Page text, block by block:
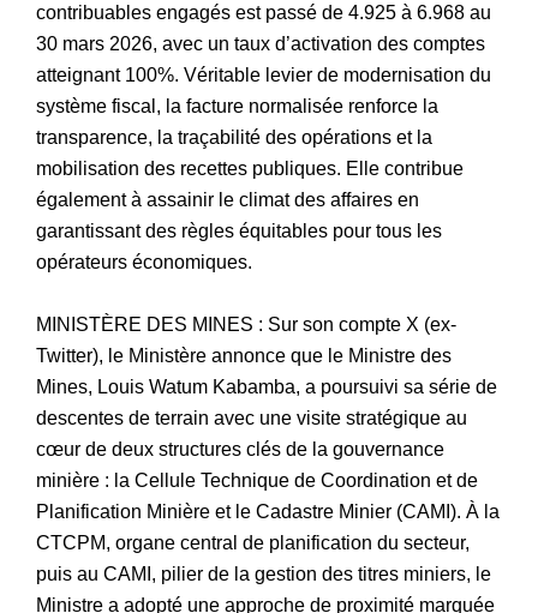
contribuables engagés est passé de 4.925 à 6.968 au
30 mars 2026, avec un taux d’activation des comptes
atteignant 100%. Véritable levier de modernisation du
système fiscal, la facture normalisée renforce la
transparence, la traçabilité des opérations et la
mobilisation des recettes publiques. Elle contribue
également à assainir le climat des affaires en
garantissant des règles équitables pour tous les
opérateurs économiques.
MINISTÈRE DES MINES : Sur son compte X (ex-
Twitter), le Ministère annonce que le Ministre des
Mines, Louis Watum Kabamba, a poursuivi sa série de
descentes de terrain avec une visite stratégique au
cœur de deux structures clés de la gouvernance
minière : la Cellule Technique de Coordination et de
Planification Minière et le Cadastre Minier (CAMI). À la
CTCPM, organe central de planification du secteur,
puis au CAMI, pilier de la gestion des titres miniers, le
Ministre a adopté une approche de proximité marquée